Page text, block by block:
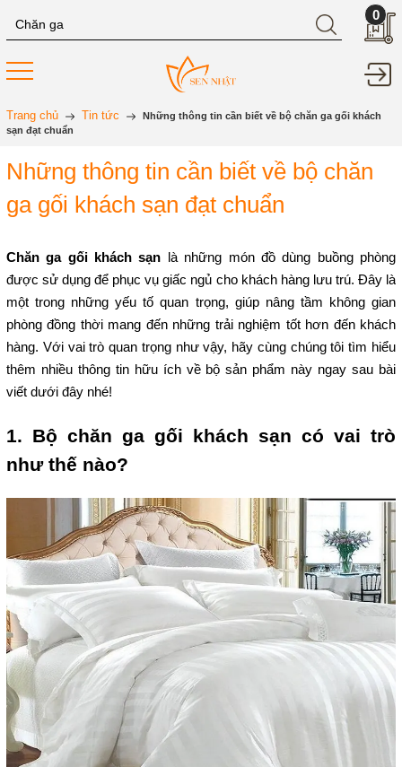
0
Trang chủ Tin tức
Những thông tin cần biết về bộ chăn ga gối khách
sạn đạt chuẩn
Những thông tin cần biết về bộ chăn
ga gối khách sạn đạt chuẩn
Chăn ga gối khách sạn là những món đồ dùng buồng phòng
được sử dụng để phục vụ giấc ngủ cho khách hàng lưu trú. Đây là
một trong những yếu tố quan trọng, giúp nâng tầm không gian
phòng đồng thời mang đến những trải nghiệm tốt hơn đến khách
hàng. Với vai trò quan trọng như vậy, hãy cùng chúng tôi tìm hiểu
thêm nhiều thông tin hữu ích về bộ sản phẩm này ngay sau bài
viết dưới đây nhé!
1. Bộ chăn ga gối khách sạn có vai trò
như thế nào?